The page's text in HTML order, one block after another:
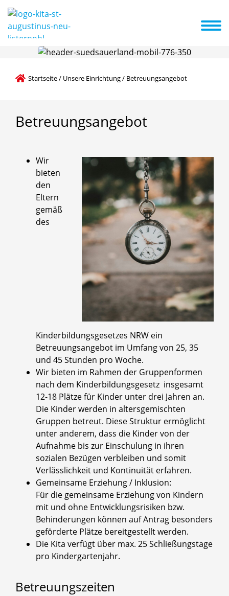
Informationen der Kita von A-Z
Startseite/ Unsere Einrichtung/ Betreuungsangebot
Betreuungsangebot
Wir
bieten
den
Eltern
gemäß
des
Kinderbildungsgesetzes NRW ein
Betreuungsangebot im Umfang von 25, 35
und 45 Stunden pro Woche.
Wir bieten im Rahmen der Gruppenformen
nach dem Kinderbildungsgesetz insgesamt
12-18 Plätze für Kinder unter drei Jahren an.
Die Kinder werden in altersgemischten
Gruppen betreut. Diese Struktur ermöglicht
unter anderem, dass die Kinder von der
Aufnahme bis zur Einschulung in ihren
sozialen Bezügen verbleiben und somit
Verlässlichkeit und Kontinuität erfahren.
Gemeinsame Erziehung / Inklusion:
Für die gemeinsame Erziehung von Kindern
mit und ohne Entwicklungsrisiken bzw.
Behinderungen können auf Antrag besonders
geförderte Plätze bereitgestellt werden.
Die Kita verfügt über max. 25 Schließungstage
pro Kindergartenjahr.
Betreuungszeiten